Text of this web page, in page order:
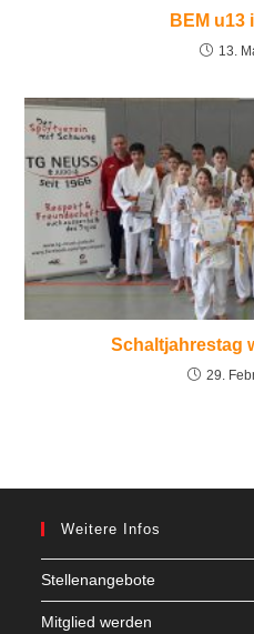
BEM u13
13.
Schaltjahrestag
29.
Weitere Infos
Stellenangebote
Mitglied werden